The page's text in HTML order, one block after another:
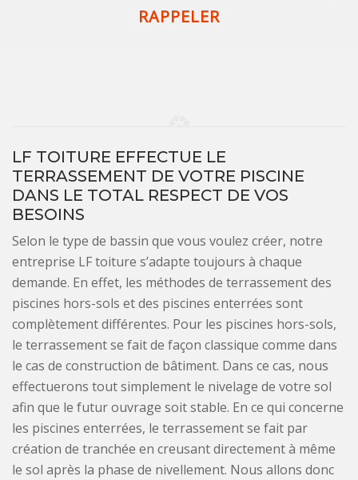
LF TOITURE EFFECTUE LE
TERRASSEMENT DE VOTRE PISCINE
DANS LE TOTAL RESPECT DE VOS
BESOINS
Selon le type de bassin que vous voulez créer, notre
entreprise LF toiture s’adapte toujours à chaque
demande. En effet, les méthodes de terrassement des
piscines hors-sols et des piscines enterrées sont
complètement différentes. Pour les piscines hors-sols,
le terrassement se fait de façon classique comme dans
le cas de construction de bâtiment. Dans ce cas, nous
effectuerons tout simplement le nivelage de votre sol
afin que le futur ouvrage soit stable. En ce qui concerne
les piscines enterrées, le terrassement se fait par
création de tranchée en creusant directement à même
le sol après la phase de nivellement. Nous allons donc